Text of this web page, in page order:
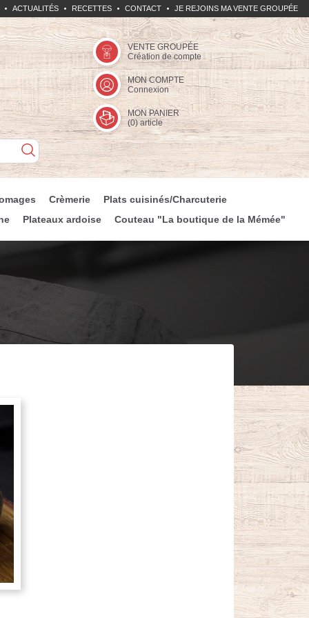
ACTUALITÉS RECETTES CONTACT JE REJOINS MA VENTE GROUPÉE
VENTE GROUPÉE
Création de compte
MON COMPTE
Connexion
MON PANIER
(0) article
Crèmerie
Plats cuisinés/Charcuterie
Plateaux ardoise Couteau "La boutique de la Mémée"